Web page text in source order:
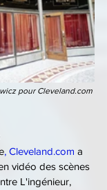
pour Cleveland.com
, Cleveland.com a
vidéo des scènes
L'ingénieur,